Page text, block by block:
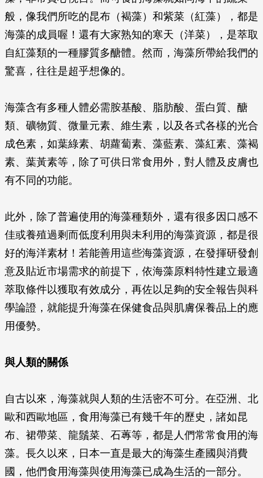
般，像我們所吃的昆布（褐藻）和紫菜（紅藻），都是
海藻的成員喔！還有大家熟知的寒天（洋菜），是萃取
自紅藻類的一種膠質多醣體。然而，海藻所帶給我們的
驚喜，往往是超乎想像的。
海藻含有多種人體必需胺基酸、脂肪酸、蛋白質、醣
類、礦物質、微量元素、維生素，以及各式各樣的光合
成色素，如葉綠素、胡蘿蔔素、藻藍素、藻紅素、藻褐
素、葉黃素等，除了可供日常食用外，對人體及皮膚也
有不同的功能。
此外，除了普遍使用的海藻種類外，還有很多因口感不
佳或養殖過剩而低度利用與未利用的海藻資源，都是很
好的海洋素材！若能善用這些海藻資源，在發揮研發創
意及貼近市場需求的前提下，依海藻原料特性建立最適
萃取條件以獲取有效成分，再佐以足夠的安全報告與科
學論證，就能提升海藻在保健食品與肌膚保養品上的應
用優勢。
與人類的關係
自古以來，海藻就與人類的生活密不可分。在亞洲、北
歐和西歐地區，食用海藻已有幾千年的歷史，諸如昆
布、裙帶菜、龍鬚菜、石蓴等，都是人們常常食用的海
藻。長久以來，日本一直是最大的海藻生產國與消費
國，他們食用海藻與使用海藻已成為生活的一部分。